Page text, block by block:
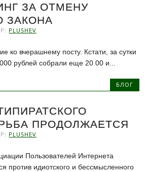
ЗА ОТМЕНУ
ЗАКОНА
PLUSHEV
ко вчерашнему посту. Кстати, за сутки
рублей собрали еще 20 00 и...
БЛОГ
ПРОДОЛЖАЕТСЯ
PLUSHEV
Пользователей Интернета
против идиотского и бессмысленного